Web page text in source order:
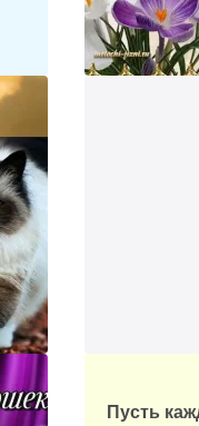
Пусть